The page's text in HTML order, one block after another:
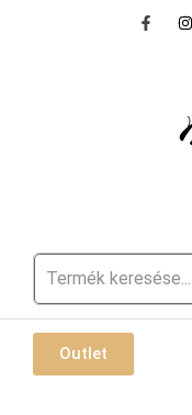
Outlet